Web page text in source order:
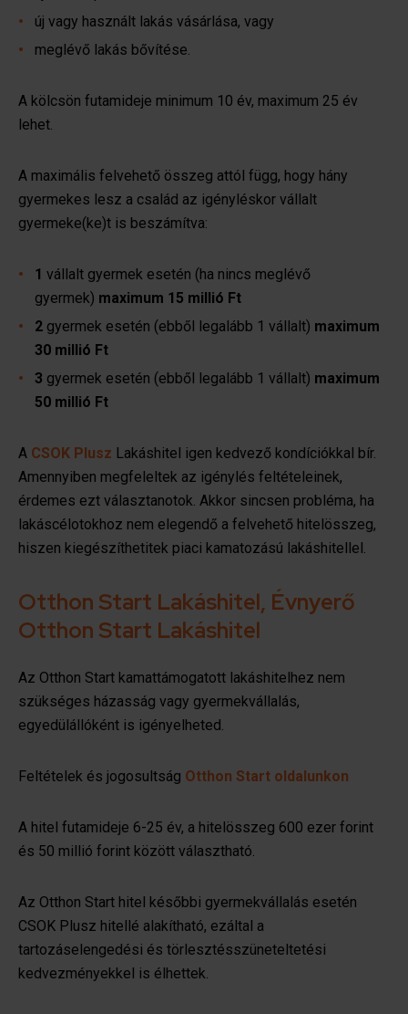
új vagy használt lakás vásárlása, vagy
meglévő lakás bővítése.
A kölcsön futamideje minimum 10 év, maximum 25 év
lehet.
A maximális felvehető összeg attól függ, hogy hány
gyermekes lesz a család az igényléskor vállalt
gyermeke(ke)t is beszámítva:
1 vállalt gyermek esetén (ha nincs meglévő
gyermek) maximum 15 millió Ft
2 gyermek esetén (ebből legalább 1 vállalt) maximum
30 millió Ft
3 gyermek esetén (ebből legalább 1 vállalt) maximum
50 millió Ft
A CSOK Plusz Lakáshitel igen kedvező kondíciókkal bír.
Amennyiben megfeleltek az igénylés feltételeinek,
érdemes ezt választanotok. Akkor sincsen probléma, ha
lakáscélotokhoz nem elegendő a felvehető hitelösszeg,
hiszen kiegészíthetitek piaci kamatozású lakáshitellel.
Otthon Start Lakáshitel, Évnyerő
Otthon Start Lakáshitel
Az Otthon Start kamattámogatott lakáshitelhez nem
szükséges házasság vagy gyermekvállalás,
egyedülállóként is igényelheted.
Feltételek és jogosultság Otthon Start oldalunkon
A hitel futamideje 6-25 év, a hitelösszeg 600 ezer forint
és 50 millió forint között választható.
Az Otthon Start hitel későbbi gyermekvállalás esetén
CSOK Plusz hitellé alakítható, ezáltal a
tartozáselengedési és törlesztésszüneteltetési
kedvezményekkel is élhettek.